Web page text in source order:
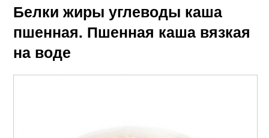
Белки жиры углеводы каша
пшенная. Пшенная каша вязкая
на воде